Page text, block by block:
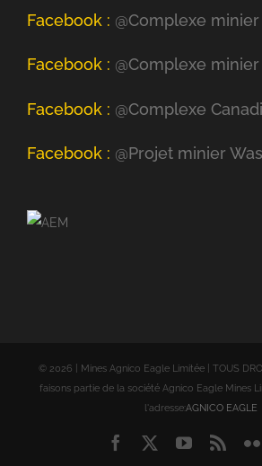
Facebook : @Complexe
Facebook : @Complexe
Facebook : @Complexe
Facebook : @Projet minier
© 2026 | Mines Agnico Eagle Limitée | TOUS
faisons partie de la société Agnico Eagle Mines
l'adresse:AGNICO EAGLE
Facebook YouTube
Rss